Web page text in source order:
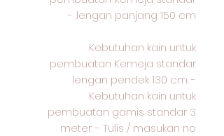
lengan panjang 150 cm. -
Kebutuhan kain untuk
pembuatan Kemeja standar
lengan pendek 130 cm. -
Kebutuhan kain untuk
pembuatan gamis standar 3
meter. - Tulis / masukan no